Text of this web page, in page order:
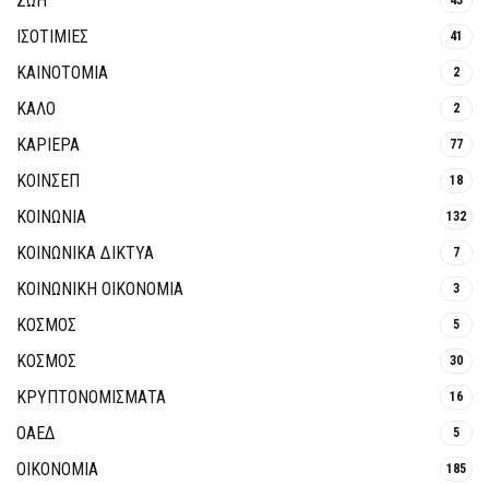
ΙΣΟΤΙΜΙΕΣ 41
ΚΑΙΝΟΤΟΜΊΑ 2
ΚΑΛΟ 2
ΚΑΡΙΕΡΑ 77
ΚΟΙΝΣΕΠ 18
ΚΟΙΝΩΝΙΑ 132
ΚΟΙΝΩΝΙΚΆ ΔΊΚΤΥΑ 7
ΚΟΙΝΩΝΙΚΉ ΟΙΚΟΝΟΜΊΑ 3
ΚΟΣΜΟΣ 5
ΚΟΣΜΟΣ 30
ΚΡΥΠΤΟΝΟΜΊΣΜΑΤΑ 16
ΟΑΕΔ 5
ΟΙΚΟΝΟΜΙΑ 185